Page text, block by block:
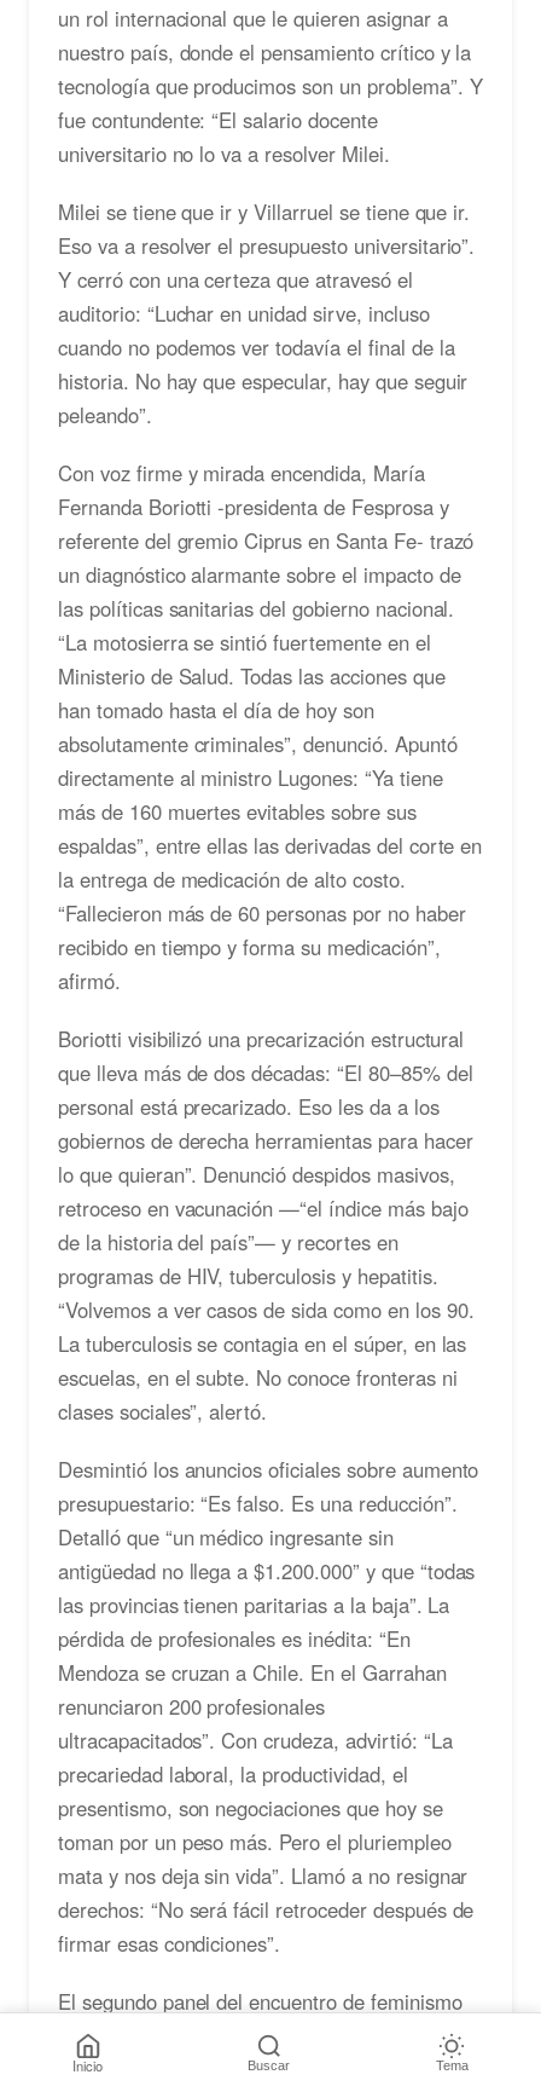
un rol internacional que le quieren asignar a
nuestro país, donde el pensamiento crítico y la
tecnología que producimos son un problema”. Y
fue contundente: “El salario docente
universitario no lo va a resolver Milei.
Milei se tiene que ir y Villarruel se tiene que ir.
Eso va a resolver el presupuesto universitario”.
Y cerró con una certeza que atravesó el
auditorio: “Luchar en unidad sirve, incluso
cuando no podemos ver todavía el final de la
historia. No hay que especular, hay que seguir
peleando”.
Con voz firme y mirada encendida, María
Fernanda Boriotti -presidenta de Fesprosa y
referente del gremio Ciprus en Santa Fe- trazó
un diagnóstico alarmante sobre el impacto de
las políticas sanitarias del gobierno nacional.
“La motosierra se sintió fuertemente en el
Ministerio de Salud. Todas las acciones que
han tomado hasta el día de hoy son
absolutamente criminales”, denunció. Apuntó
directamente al ministro Lugones: “Ya tiene
más de 160 muertes evitables sobre sus
espaldas”, entre ellas las derivadas del corte en
la entrega de medicación de alto costo.
“Fallecieron más de 60 personas por no haber
recibido en tiempo y forma su medicación”,
afirmó.
Boriotti visibilizó una precarización estructural
que lleva más de dos décadas: “El 80–85% del
personal está precarizado. Eso les da a los
gobiernos de derecha herramientas para hacer
lo que quieran”. Denunció despidos masivos,
retroceso en vacunación —“el índice más bajo
de la historia del país”— y recortes en
programas de HIV, tuberculosis y hepatitis.
“Volvemos a ver casos de sida como en los 90.
La tuberculosis se contagia en el súper, en las
escuelas, en el subte. No conoce fronteras ni
clases sociales”, alertó.
Desmintió los anuncios oficiales sobre aumento
presupuestario: “Es falso. Es una reducción”.
Detalló que “un médico ingresante sin
antigüedad no llega a $1.200.000” y que “todas
las provincias tienen paritarias a la baja”. La
pérdida de profesionales es inédita: “En
Mendoza se cruzan a Chile. En el Garrahan
renunciaron 200 profesionales
ultracapacitados”. Con crudeza, advirtió: “La
precariedad laboral, la productividad, el
presentismo, son negociaciones que hoy se
toman por un peso más. Pero el pluriempleo
mata y nos deja sin vida”. Llamó a no resignar
derechos: “No será fácil retroceder después de
firmar esas condiciones”.
El segundo panel del encuentro de feminismo
sindical dejó una trama de voces potentes,
diagnósticos precisos y horizontes compartidos.
Inicio Buscar Tema